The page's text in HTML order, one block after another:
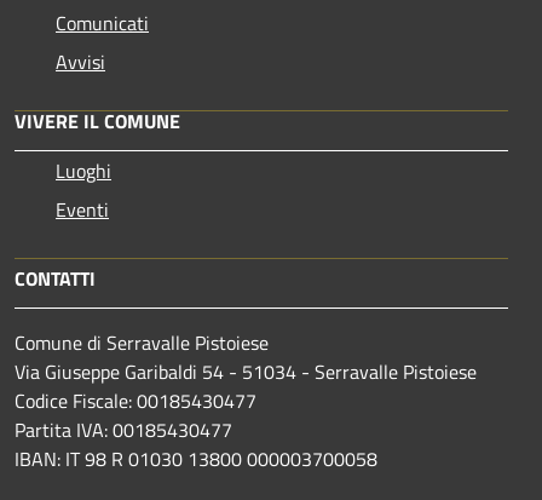
Comunicati
Avvisi
VIVERE IL COMUNE
Luoghi
Eventi
CONTATTI
Comune di Serravalle Pistoiese
Via Giuseppe Garibaldi 54 - 51034 - Serravalle Pistoiese
Codice Fiscale: 00185430477
Partita IVA: 00185430477
IBAN: IT 98 R 01030 13800 000003700058